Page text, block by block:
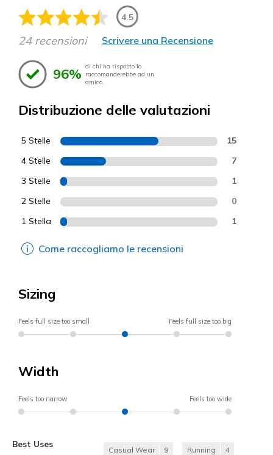
4.5
24 recensioni Scrivere una Recensione
96% di chi ha risposto lo
raccomanderebbe ad un
amico.
Distribuzione delle valutazioni
5 Stelle 15
4 Stelle 7
3 Stelle 1
2 Stelle 0
1 Stella 1
Come raccogliamo le recensioni
Sizing
Feels full size too small Feels full size too big
Width
Feels too narrow Feels too wide
Best Uses
Casual Wear 9 Running 4